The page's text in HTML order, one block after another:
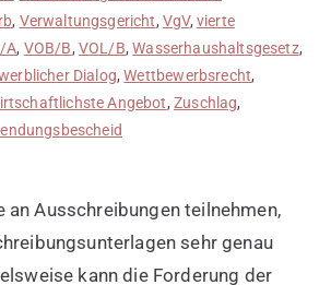
, Verwaltungsgericht, VgV, vierte
A, VOB/B, VOL/B,Wasserhaushaltsgesetz,
Dialog,Wettbewerbsrecht,
Angebot, Zuschlag,
an Ausschreibungen teilnehmen,
sehr genau
kann die Forderung der